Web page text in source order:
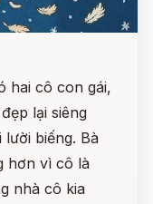
hai cô con gái,
lại siêng
biếng. Bà
hơn vì cô là
nhà cô kia